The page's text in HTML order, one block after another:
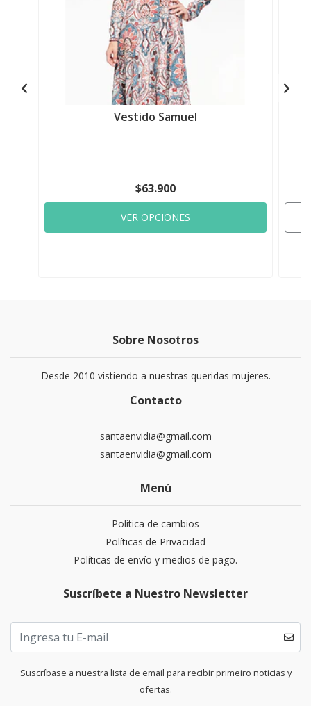
Vestido Samuel
$63.900
VER OPCIONES
Sobre Nosotros
Desde 2010 vistiendo a nuestras queridas mujeres.
Contacto
santaenvidia@gmail.com
santaenvidia@gmail.com
Menú
Politica de cambios
Políticas de Privacidad
Políticas de envío y medios de pago.
Suscríbete a Nuestro Newsletter
Suscríbase a nuestra lista de email para recibir primeiro noticias y
ofertas.